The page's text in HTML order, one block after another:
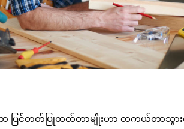
ပြင်တတ်ပြုတတ်တာမျိုးဟာ တကယ်တာသွား